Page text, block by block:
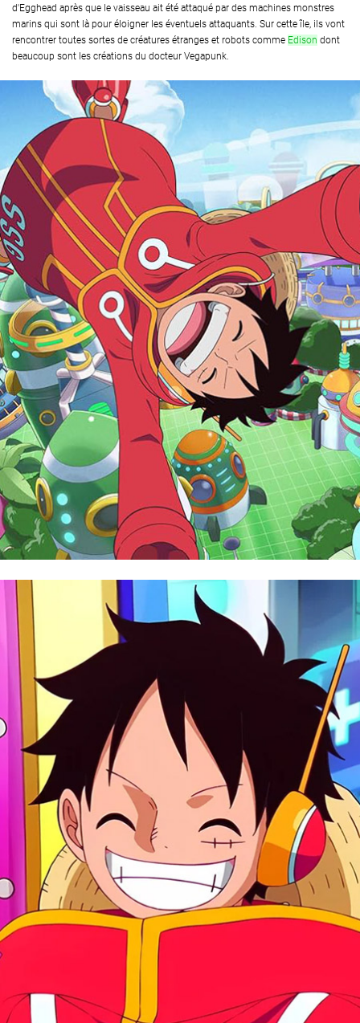
d'Egghead après que le vaisseau ait été attaqué par des machines monstres
marins qui sont là pour éloigner les éventuels attaquants. Sur cette île, ils vont
rencontrer toutes sortes de créatures étranges et robots comme Edison dont
beaucoup sont les créations du docteur Vegapunk.